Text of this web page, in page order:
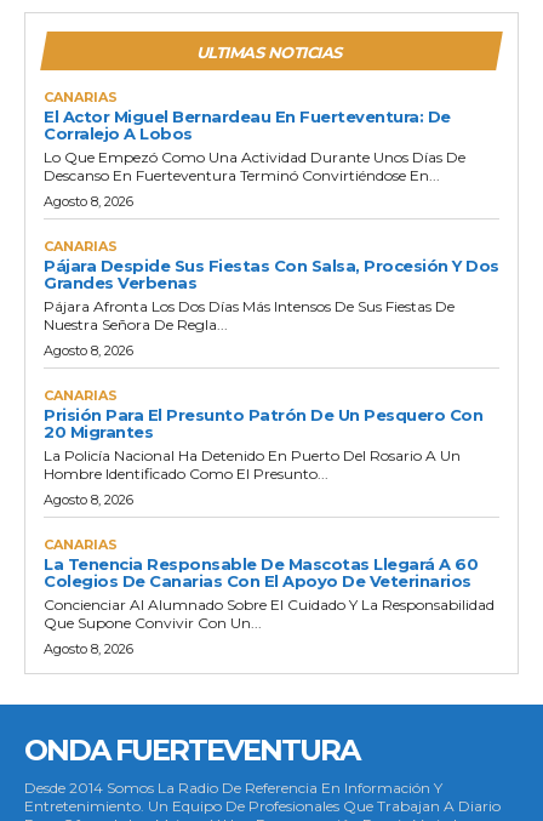
ULTIMAS NOTICIAS
CANARIAS
El Actor Miguel Bernardeau En Fuerteventura: De
Corralejo A Lobos
Lo Que Empezó Como Una Actividad Durante Unos Días De
Descanso En Fuerteventura Terminó Convirtiéndose En...
Agosto 8, 2026
CANARIAS
Pájara Despide Sus Fiestas Con Salsa, Procesión Y Dos
Grandes Verbenas
Pájara Afronta Los Dos Días Más Intensos De Sus Fiestas De
Nuestra Señora De Regla...
Agosto 8, 2026
CANARIAS
Prisión Para El Presunto Patrón De Un Pesquero Con
20 Migrantes
La Policía Nacional Ha Detenido En Puerto Del Rosario A Un
Hombre Identificado Como El Presunto...
Agosto 8, 2026
CANARIAS
La Tenencia Responsable De Mascotas Llegará A 60
Colegios De Canarias Con El Apoyo De Veterinarios
Concienciar Al Alumnado Sobre El Cuidado Y La Responsabilidad
Que Supone Convivir Con Un...
Agosto 8, 2026
ONDA FUERTEVENTURA
Desde 2014 Somos La Radio De Referencia En Información Y
Entretenimiento. Un Equipo De Profesionales Que Trabajan A Diario